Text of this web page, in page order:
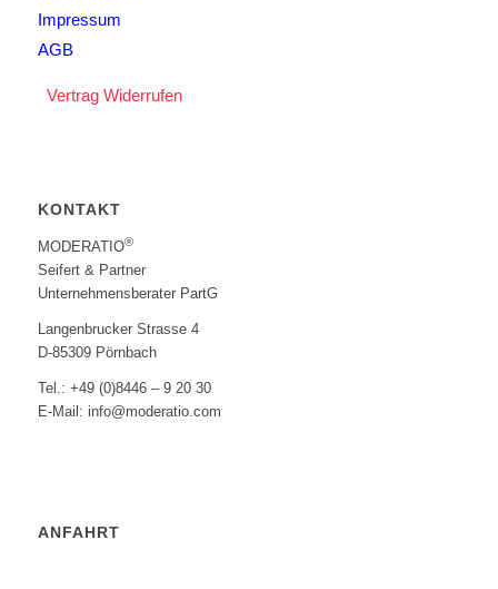
Impressum
AGB
Vertrag Widerrufen
KONTAKT
MODERATIO®
Seifert & Partner
Unternehmensberater PartG
Langenbrucker Strasse 4
D-85309 Pörnbach
Tel.: +49 (0)8446 – 9 20 30
E-Mail: info@moderatio.com
ANFAHRT